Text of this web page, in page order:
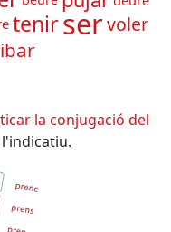
tenirservoler
la conjugació del